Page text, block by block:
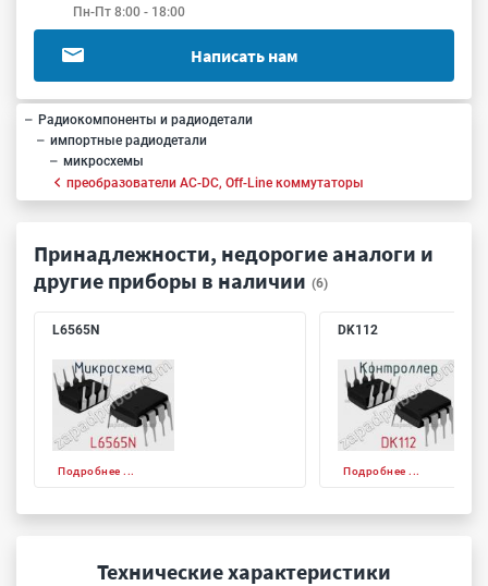
Пн-Пт 8:00 - 18:00
Написать нам
Радиокомпоненты и радиодетали
импортные радиодетали
микросхемы
преобразователи AC-DC, Off-Line коммутаторы
Принадлежности, недорогие аналоги и
другие приборы в наличии (6)
L6565N
Подробнее ...
DK112
Подробнее ...
Технические характеристики